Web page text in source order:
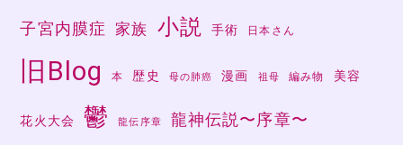
子宮内膜症 家族 小説 手術 日本さん
旧Blog 本 歴史 母の肺癌 漫画 祖母 編み物 美容
花火大会 鬱 龍伝序章 龍神伝説〜序章〜